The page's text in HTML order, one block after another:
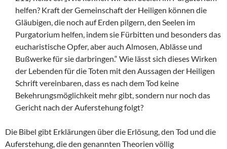
helfen? Kraft der Gemeinschaft der Heiligen können die
Gläubigen, die noch auf Erden pilgern, den Seelen im
Purgatorium helfen, indem sie Fürbitten und besonders das
eucharistische Opfer, aber auch Almosen, Ablässe und
Bußwerke für sie darbringen.“ Wie lässt sich dieses Wirken
der Lebenden für die Toten mit den Aussagen der Heiligen
Schrift vereinbaren, dass es nach dem Tod keine
Bekehrungsmöglichkeit mehr gibt, sondern nur noch das
Gericht nach der Auferstehung folgt?
Die Bibel gibt Erklärungen über die Erlösung, den Tod und die
Auferstehung, die den genannten Theorien völlig